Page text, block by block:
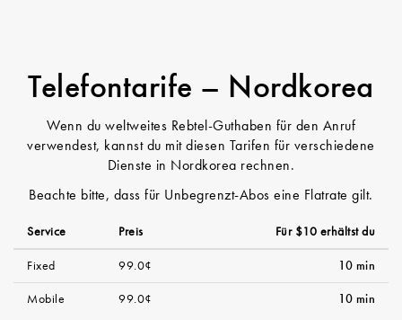
Telefontarife – Nordkorea
Wenn du weltweites Rebtel-Guthaben für den Anruf
verwendest, kannst du mit diesen Tarifen für verschiedene
Dienste in Nordkorea rechnen.
Beachte bitte, dass für Unbegrenzt-Abos eine Flatrate gilt.
Service Preis Für $10 erhältst du
Fixed 99.0¢ 10 min
Mobile 99.0¢ 10 min